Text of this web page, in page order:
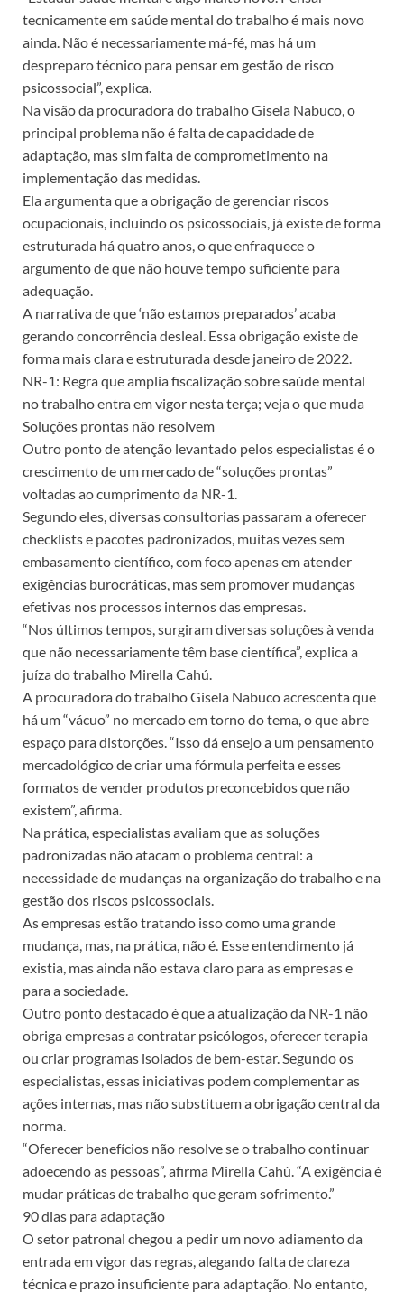
tecnicamente em saúde mental do trabalho é mais novo
ainda. Não é necessariamente má-fé, mas há um
despreparo técnico para pensar em gestão de risco
psicossocial”, explica.
Na visão da procuradora do trabalho Gisela Nabuco, o
principal problema não é falta de capacidade de
adaptação, mas sim falta de comprometimento na
implementação das medidas.
Ela argumenta que a obrigação de gerenciar riscos
ocupacionais, incluindo os psicossociais, já existe de forma
estruturada há quatro anos, o que enfraquece o
argumento de que não houve tempo suficiente para
adequação.
A narrativa de que ‘não estamos preparados’ acaba
gerando concorrência desleal. Essa obrigação existe de
forma mais clara e estruturada desde janeiro de 2022.
NR-1: Regra que amplia fiscalização sobre saúde mental
no trabalho entra em vigor nesta terça; veja o que muda
Soluções prontas não resolvem
Outro ponto de atenção levantado pelos especialistas é o
crescimento de um mercado de “soluções prontas”
voltadas ao cumprimento da NR-1.
Segundo eles, diversas consultorias passaram a oferecer
checklists e pacotes padronizados, muitas vezes sem
embasamento científico, com foco apenas em atender
exigências burocráticas, mas sem promover mudanças
efetivas nos processos internos das empresas.
“Nos últimos tempos, surgiram diversas soluções à venda
que não necessariamente têm base científica”, explica a
juíza do trabalho Mirella Cahú.
A procuradora do trabalho Gisela Nabuco acrescenta que
há um “vácuo” no mercado em torno do tema, o que abre
espaço para distorções. “Isso dá ensejo a um pensamento
mercadológico de criar uma fórmula perfeita e esses
formatos de vender produtos preconcebidos que não
existem”, afirma.
Na prática, especialistas avaliam que as soluções
padronizadas não atacam o problema central: a
necessidade de mudanças na organização do trabalho e na
gestão dos riscos psicossociais.
As empresas estão tratando isso como uma grande
mudança, mas, na prática, não é. Esse entendimento já
existia, mas ainda não estava claro para as empresas e
para a sociedade.
Outro ponto destacado é que a atualização da NR-1 não
obriga empresas a contratar psicólogos, oferecer terapia
ou criar programas isolados de bem-estar. Segundo os
especialistas, essas iniciativas podem complementar as
ações internas, mas não substituem a obrigação central da
norma.
“Oferecer benefícios não resolve se o trabalho continuar
adoecendo as pessoas”, afirma Mirella Cahú. “A exigência é
mudar práticas de trabalho que geram sofrimento.”
90 dias para adaptação
O setor patronal chegou a pedir um novo adiamento da
entrada em vigor das regras, alegando falta de clareza
técnica e prazo insuficiente para adaptação. No entanto,